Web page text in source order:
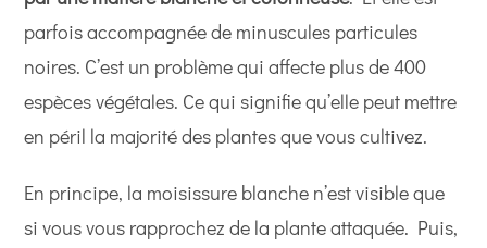
parfois accompagnée de minuscules particules
noires. C’est un problème qui affecte plus de 400
espèces végétales. Ce qui signifie qu’elle peut mettre
en péril la majorité des plantes que vous cultivez.
En principe, la moisissure blanche n’est visible que
si vous vous rapprochez de la plante attaquée. Puis,